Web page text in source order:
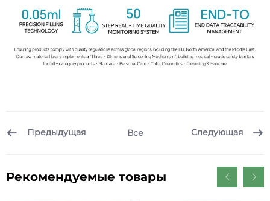
Предыдущая Все Следующая
Рекомендуемые товары